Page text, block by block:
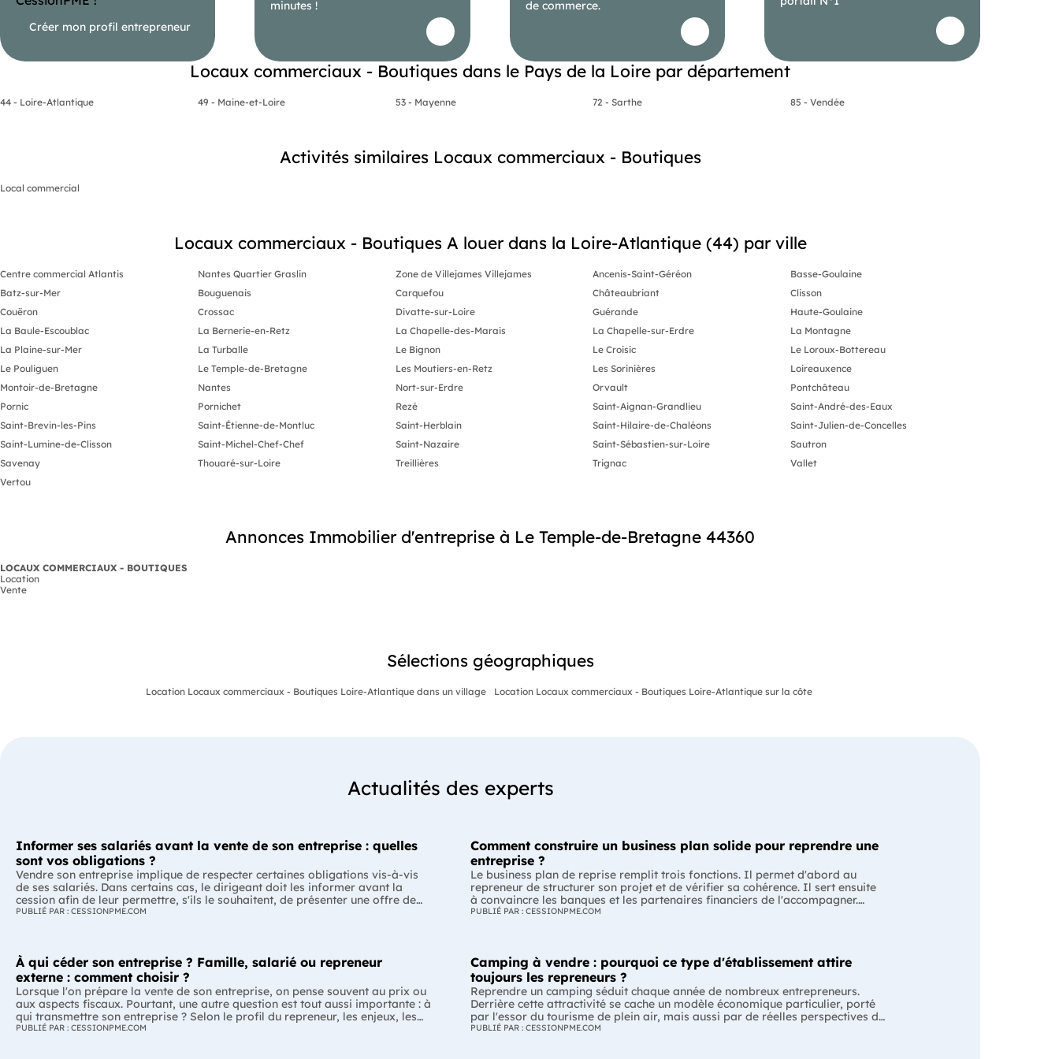
Créer mon profil entrepreneur
minutes !
de commerce.
Locaux commerciaux - Boutiques dans le Pays de la Loire par département
44 - Loire-Atlantique 49 - Maine-et-Loire 53 - Mayenne 72 - Sarthe 85 - Vendée
Activités similaires Locaux commerciaux - Boutiques
Local commercial
Locaux commerciaux - Boutiques A louer dans la Loire-Atlantique (44) par ville
Centre commercial Atlantis Nantes Quartier Graslin Zone de Villejames Villejames Ancenis-Saint-Géréon
Basse-Goulaine
Batz-sur-Mer
Bouguenais Carquefou Châteaubriant
Clisson
Couëron
Crossac Divatte-sur-Loire Guérande
Haute-Goulaine
La Baule-Escoublac
La Bernerie-en-Retz La Chapelle-des-Marais La Chapelle-sur-Erdre
La Montagne
La Plaine-sur-Mer
La Turballe Le Bignon Le Croisic
Le Loroux-Bottereau
Le Pouliguen
Le Temple-de-Bretagne Les Moutiers-en-Retz Les Sorinières
Loireauxence
Montoir-de-Bretagne
Nantes Nort-sur-Erdre Orvault
Pontchâteau
Pornic
Pornichet Rezé Saint-Aignan-Grandlieu
Saint-André-des-Eaux
Saint-Brevin-les-Pins
Saint-Étienne-de-Montluc Saint-Herblain Saint-Hilaire-de-Chaléons
Saint-Julien-de-Concelles
Saint-Lumine-de-Clisson
Saint-Michel-Chef-Chef Saint-Nazaire Saint-Sébastien-sur-Loire
Sautron
Savenay
Thouaré-sur-Loire Treillières Trignac
Vallet
Vertou
Annonces Immobilier d'entreprise à Le Temple-de-Bretagne 44360
LOCAUX COMMERCIAUX - BOUTIQUES
Location
Vente
Sélections géographiques
Location Locaux commerciaux - Boutiques Loire-Atlantique dans un village Location Locaux commerciaux - Boutiques Loire-Atlantique sur la côte
Actualités des experts
Informer ses salariés avant la vente de son entreprise : quelles
sont vos obligations ?
Vendre son entreprise implique de respecter certaines obligations vis-à-vis
de ses salariés. Dans certains cas, le dirigeant doit les informer avant la
cession afin de leur permettre, s'ils le souhaitent, de présenter une offre de
reprise. Quelles entreprises sont concernées ? Quels délais faut-il respecter ?
salariés. Cette obligation concerne la vente d'un fonds de commerce ou la
cession de la majorité des titres d'une société. Le délai d'information varie
selon la taille de l'entreprise. Les salariés peuvent présenter une offre de
reprise, mais ne peuvent pas empêcher la vente. Quelles entreprises sont
concernées par l'obligation d'information des salariés ? L'obligation
d'information concerne uniquement certaines entreprises et certaines
PUBLIÉ PAR : CESSIONPME.COM
Comment construire un business plan solide pour reprendre une
entreprise ?
Le business plan de reprise remplit trois fonctions. Il permet d'abord au
repreneur de structurer son projet et de vérifier sa cohérence. Il sert ensuite
à convaincre les banques et les partenaires financiers de l'accompagner.
Enfin, il peut constituer un support de discussion avec le cédant en lui
de dirigeant. C'est un document indispensable pour structurer votre projet et
convaincre vos partenaires. À quoi sert vraiment un business plan de reprise
? Lors d'une reprise d'entreprise, le business plan est souvent associé à une
seule fonction : convaincre une banque d'accorder un financement. En réalité,
son rôle est bien plus large. Il constitue d'abord un outil de pilotage pour le
repreneur lui-même. En formalisant sa stratégie, ses hypothèses financières
PUBLIÉ PAR : CESSIONPME.COM
À qui céder son entreprise ? Famille, salarié ou repreneur
externe : comment choisir ?
Lorsque l'on prépare la vente de son entreprise, on pense souvent au prix ou
aux aspects fiscaux. Pourtant, une autre question est tout aussi importante : à
qui transmettre son entreprise ? Selon le profil du repreneur, les enjeux, les
avantages et les contraintes peuvent être très différents. L'essentiel Il
PUBLIÉ PAR : CESSIONPME.COM
Camping à vendre : pourquoi ce type d'établissement attire
toujours les repreneurs ?
Reprendre un camping séduit chaque année de nombreux entrepreneurs.
Derrière cette attractivité se cache un modèle économique particulier, porté
par l'essor du tourisme de plein air, mais aussi par de réelles perspectives de
développement. Encore faut-il comprendre ce qui fait la valeur d'un
PUBLIÉ PAR : CESSIONPME.COM